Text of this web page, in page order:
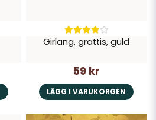
Girlang, grattis, guld
59 kr
LÄGG I VARUKORGEN